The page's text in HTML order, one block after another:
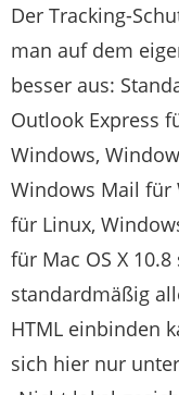
Der Tracking-
man auf dem
besser aus:
Outlook Express
Windows,
Windows Mail für
für Linux,
für Mac OS X
standardmäßig
HTML einbinden
sich hier nur